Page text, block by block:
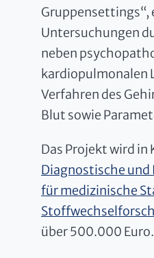
Gruppensettings“,
Untersuchungen
neben
kardiopulmonalen
Verfahren des
Blut sowie
Das Projekt wird
Diagnostische
für medizinische
über 500.000 Euro.